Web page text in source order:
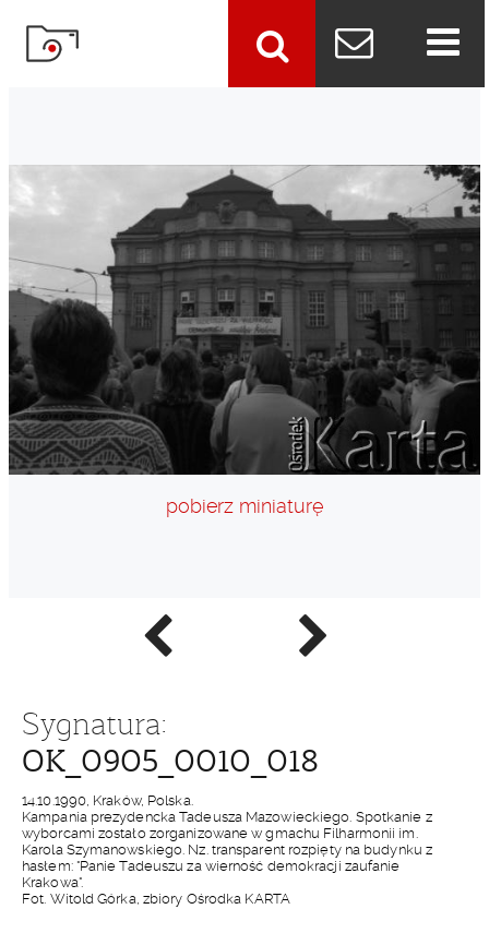
Poprzednie
zdjęcie
Następne
zdjęcie
pobierz miniaturę
Sygnatura:
OK_0905_0010_018
14.10.1990, Kraków, Polska.
Kampania prezydencka Tadeusza Mazowieckiego. Spotkanie z
wyborcami zostało zorganizowane w gmachu Filharmonii im.
Karola Szymanowskiego. Nz. transparent rozpięty na budynku z
hasłem: "Panie Tadeuszu za wierność demokracji zaufanie
Krakowa".
Fot. Witold Górka, zbiory Ośrodka KARTA